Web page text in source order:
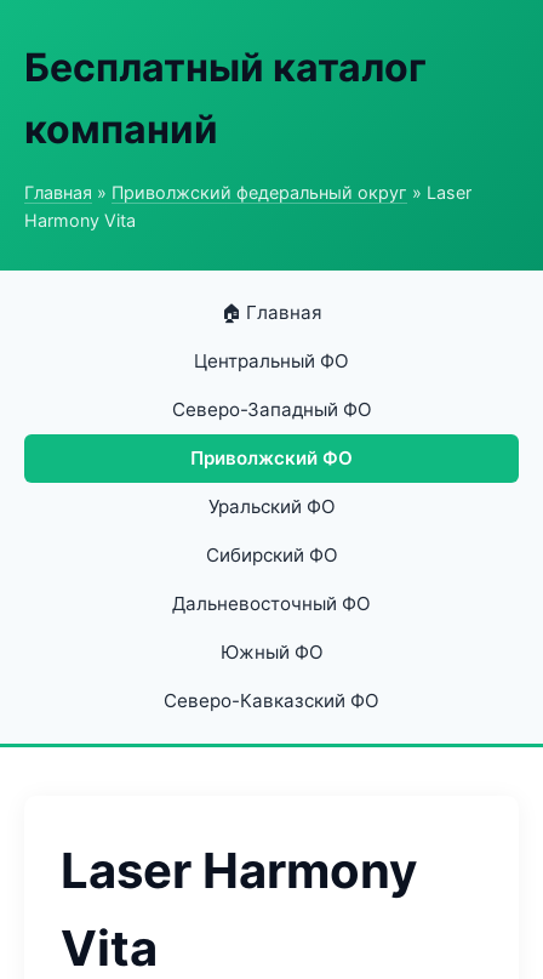
Бесплатный каталог
компаний
Главная » Приволжский федеральный округ » Laser
Harmony Vita
🏠 Главная
Центральный ФО
Северо-Западный ФО
Приволжский ФО
Уральский ФО
Сибирский ФО
Дальневосточный ФО
Южный ФО
Северо-Кавказский ФО
Laser Harmony
Vita